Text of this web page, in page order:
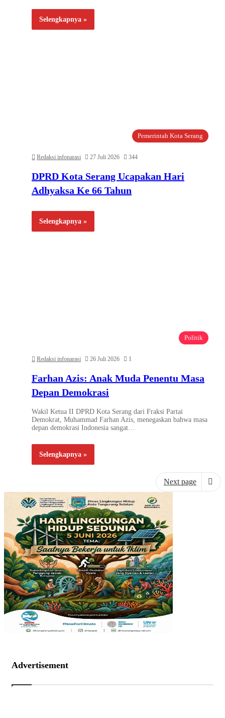
Selengkapnya »
Pemerintah Kota Serang
Redaksi infonarasi 27 Juli 2026 344
DPRD Kota Serang Ucapakan Hari
Adhyaksa Ke 66 Tahun
Selengkapnya »
Politik
Redaksi infonarasi 26 Juli 2026 1
Farhan Azis: Anak Muda Penentu Masa
Depan Demokrasi
Wakil Ketua II DPRD Kota Serang dari Fraksi Partai
Demokrat, Muhammad Farhan Azis, menegaskan bahwa masa
depan demokrasi Indonesia sangat…
Selengkapnya »
Next page
Advertisement